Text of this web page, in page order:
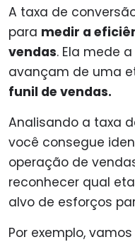
A taxa de
para medir a
vendas. Ela mede
avançam de uma
funil de vendas.
Analisando a taxa
você consegue
operação de
reconhecer qual
alvo de esforços
Por exemplo,